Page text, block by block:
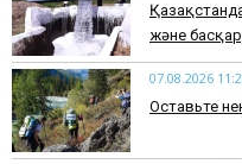
және
07.08.2026
Оставьте